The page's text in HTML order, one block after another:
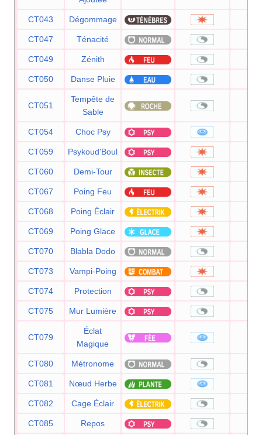
CT043 Dégommage
CT047 Ténacité
CT049 Zénith
CT050 Danse Pluie
CT051
Tempête de
Sable
CT054 Choc Psy
CT059 Psykoud'Boul
CT060 Demi-Tour
CT067 Poing Feu
CT068 Poing Éclair
CT069 Poing Glace
CT070 Blabla Dodo
CT073 Vampi-Poing
CT074 Protection
CT075 Mur Lumière
CT079
Éclat
Magique
CT080 Métronome
CT081 Nœud Herbe
CT082 Cage Éclair
CT085 Repos